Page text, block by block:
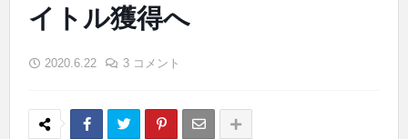
イトル獲得へ
2020.6.22 3 コメント